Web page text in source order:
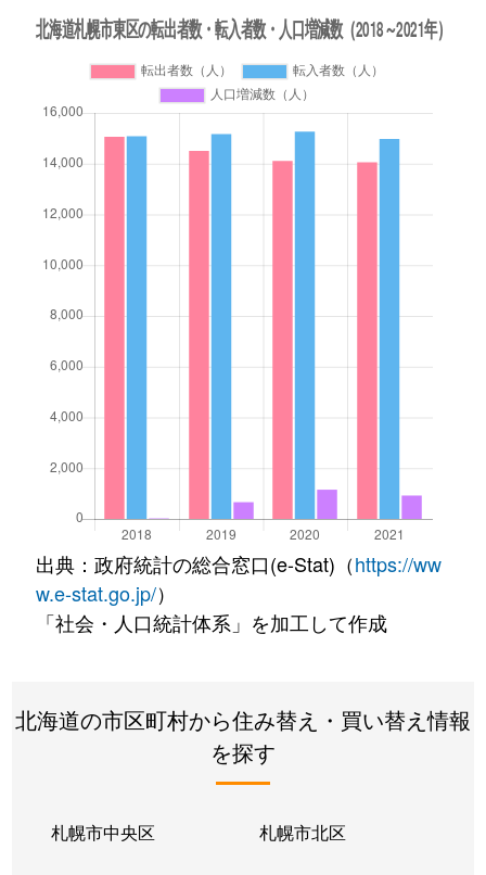
出典：政府統計の総合窓口(e-Stat)（https://ww
w.e-stat.go.jp/）
「社会・人口統計体系」を加工して作成
北海道の市区町村から住み替え・買い替え情報
を探す
札幌市中央区 札幌市北区